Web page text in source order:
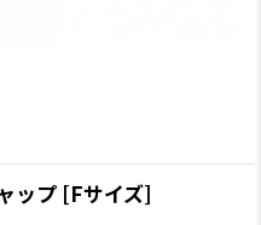
ップ [Fサイズ]